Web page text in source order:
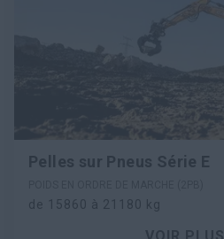
Pelles sur Pneus Série E
de 15860 à 21180 kg